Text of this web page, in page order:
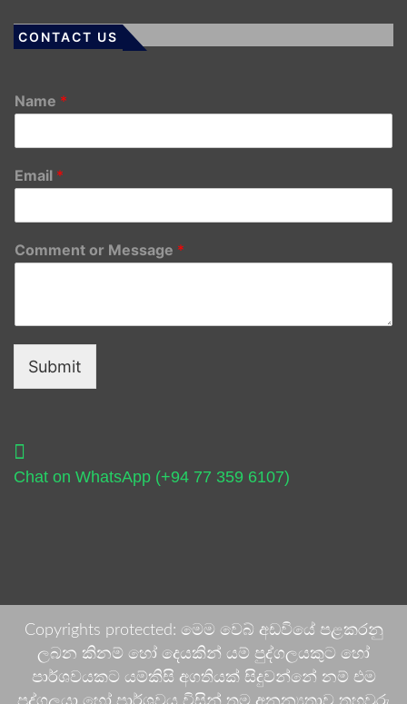
CONTACT US
Name *
Email *
Comment or Message *
Submit
Chat on WhatsApp (+94 77 359 6107)
Copyrights protected: මෙම වෙබ් අඩවියේ පළකරනු
ලබන කිනම් හෝ දෙයකින් යම් පුද්ගලයකුට හෝ
පාර්ශවයකට යම්කිසි අගතියක් සිදුවන්නේ නම් එම